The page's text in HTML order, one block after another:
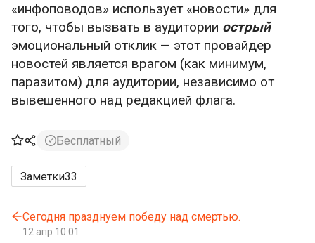
«инфоповодов» использует «новости» для
того, чтобы вызвать в аудитории острый
эмоциональный отклик — этот провайдер
новостей является врагом (как минимум,
паразитом) для аудитории, независимо от
вывешенного над редакцией флага.
Бесплатный
Заметки33
Сегодня празднуем победу над смертью.
12 апр 10:01